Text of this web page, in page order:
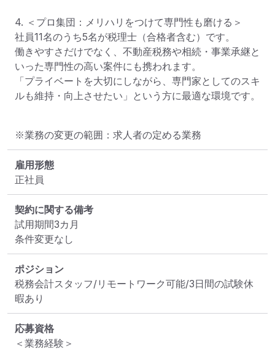
4. ＜プロ集団：メリハリをつけて専門性も磨ける＞
社員11名のうち5名が税理士（合格者含む）です。
働きやすさだけでなく、不動産税務や相続・事業承継と
いった専門性の高い案件にも携われます。
「プライベートを大切にしながら、専門家としてのスキ
ルも維持・向上させたい」という方に最適な環境です。
※業務の変更の範囲：求人者の定める業務
雇用形態
正社員
契約に関する備考
試用期間3カ月
条件変更なし
ポジション
税務会計スタッフ/リモートワーク可能/3日間の試験休
暇あり
応募資格
＜業務経験＞